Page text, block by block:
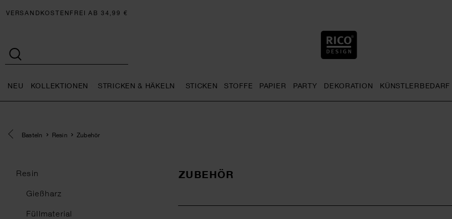
VERSANDKOSTENFREI AB 34,99 €
NEU KOLLEKTIONEN STRICKEN & HÄKELN STICKEN STOFFE PAPIER PARTY DEKORATION KÜNSTLERBEDARF
Eine Kategorie zurück navigieren
Basteln Resin Zubehör
Resin
Gießharz
Füllmaterial
ZUBEHÖR